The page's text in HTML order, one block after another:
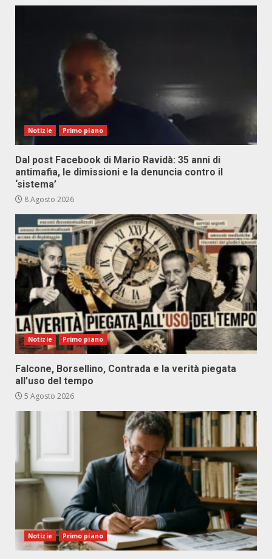
Notizie Primo piano
Dal post Facebook di Mario Ravidà: 35 anni di
antimafia, le dimissioni e la denuncia contro il
‘sistema’
8 Agosto 2026
Notizie Primo piano
Falcone, Borsellino, Contrada e la verità piegata
all’uso del tempo
5 Agosto 2026
Notizie Primo piano